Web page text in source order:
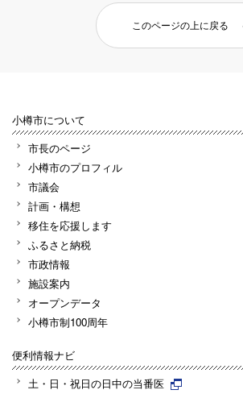
このページの上に戻る
小樽市について
市長のページ
小樽市のプロフィル
市議会
計画・構想
移住を応援します
ふるさと納税
市政情報
施設案内
オープンデータ
小樽市制100周年
便利情報ナビ
土・日・祝日の日中の当番医